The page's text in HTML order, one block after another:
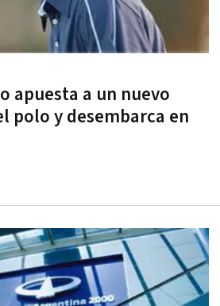
apuesta a un nuevo
polo y desembarca en